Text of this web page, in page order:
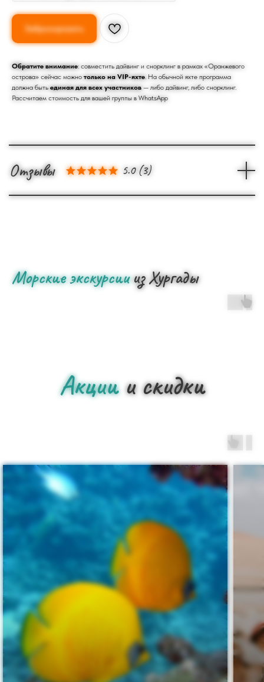
Забронировать
Обратите внимание: совместить дайвинг и снорклинг в рамках «Оранжевого
острова» сейчас можно только на VIP-яхте. На обычной яхте программа
должна быть единая для всех участников — либо дайвинг, либо снорклинг.
Рассчитаем стоимость для вашей группы в WhatsApp
Отзывы 5.0 (3)
Морские экскурсиииз Хургады
Акциии скидки